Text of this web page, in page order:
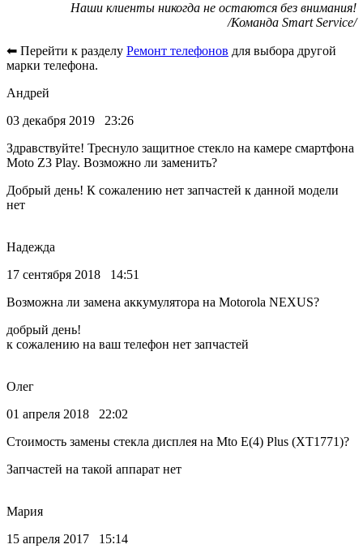
Наши клиенты никогда не остаются без внимания!
/Команда Smart Service/
⬅ Перейти к разделу Ремонт телефонов для выбора другой
марки телефона.
Андрей
03 декабря 2019 23:26
Здравствуйте! Треснуло защитное стекло на камере смартфона
Moto Z3 Play. Возможно ли заменить?
Добрый день! К сожалению нет запчастей к данной модели
нет
Надежда
17 сентября 2018 14:51
Возможна ли замена аккумулятора на Motorola NEXUS?
добрый день!
к сожалению на ваш телефон нет запчастей
Олег
01 апреля 2018 22:02
Стоимость замены стекла дисплея на Mto E(4) Plus (XT1771)?
Запчастей на такой аппарат нет
Мария
15 апреля 2017 15:14